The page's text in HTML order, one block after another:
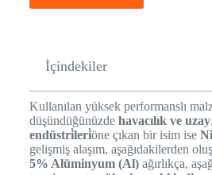
İçindekiler
Kullanılan yüksek performanslı
düşündüğünüzde havacılık ve uzay,
endüstri̇leri̇öne çıkan bir isim ise
gelişmiş alaşım, aşağıdakilerden
5% Alüminyum (Al)ağırlıkça,